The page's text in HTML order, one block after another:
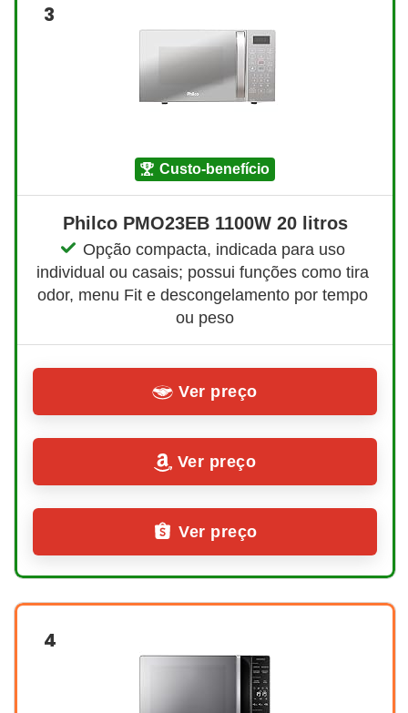
3
custo-benefício
Philco PMO23EB 1100W 20 litros
Opção compacta, indicada para uso
individual ou casais; possui funções como tira
odor, menu Fit e descongelamento por tempo
ou peso
Ver preço
Ver preço
Ver preço
4